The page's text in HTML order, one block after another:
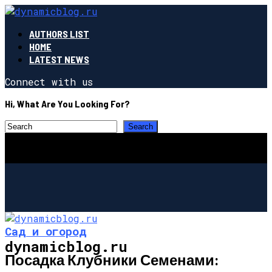
AUTHORS LIST
HOME
LATEST NEWS
Connect with us
Hi, What Are You Looking For?
dynamicblog.ru
Сад и огород
Посадка Клубники Семенами: